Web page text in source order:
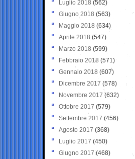
Luglio 2018 (562)
Giugno 2018 (563)
Maggio 2018 (634)
Aprile 2018 (547)
Marzo 2018 (599)
Febbraio 2018 (571)
Gennaio 2018 (607)
Dicembre 2017 (578)
Novembre 2017 (632)
Ottobre 2017 (579)
Settembre 2017 (456)
Agosto 2017 (368)
Luglio 2017 (450)
Giugno 2017 (468)